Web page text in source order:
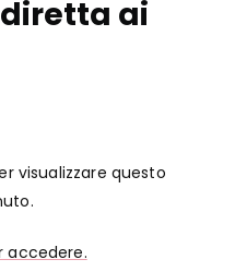
ai
visualizzare questo
accedere.